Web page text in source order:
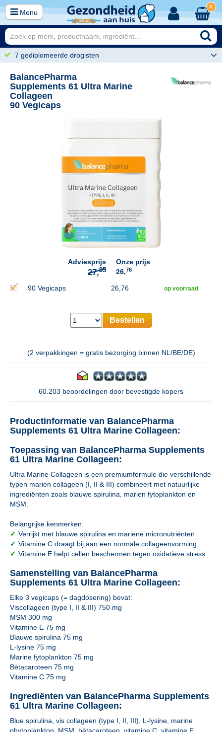
Menu
0
7 gediplomeerde drogisten
BalancePharma
Supplements 61 Ultra Marine
Collageen
90 Vegicaps
Adviesprijs
27,
Onze prijs
26,76
90 Vegicaps 26,76 op voorraad
Bestellen
(2 verpakkingen = gratis bezorging binnen NL/BE/DE)
60.203 beoordelingen door bevestigde kopers
Productinformatie van BalancePharma
Supplements 61 Ultra Marine Collageen:
Toepassing van BalancePharma Supplements
61 Ultra Marine Collageen:
Ultra Marine Collageen is een premiumformule die verschillende
typen marien collageen (I, II & III) combineert met natuurlijke
ingrediënten zoals blauwe spirulina, marien fytoplankton en
MSM.
Belangrijke kenmerken:
✓ Verrijkt met blauwe spirulina en mariene micronutriënten
✓ Vitamine C draagt bij aan een normale collageenvorming
✓ Vitamine E helpt cellen beschermen tegen oxidatieve stress
Samenstelling van BalancePharma
Supplements 61 Ultra Marine Collageen:
Elke 3 vegicaps (= dagdosering) bevat:
Viscollageen (type I, II & III) 750 mg
MSM 300 mg
Vitamine E 75 mg
Blauwe spirulina 75 mg
L-lysine 75 mg
Marine fytoplankton 75 mg
Bètacaroteen 75 mg
Vitamine C 75 mg
Ingrediënten van BalancePharma Supplements
61 Ultra Marine Collageen:
Blue spirulina, vis collageen (type I, II, III), L-lysine, marine